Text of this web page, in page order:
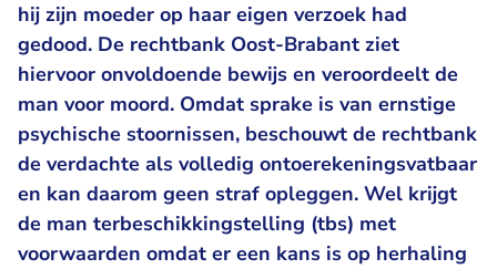
hij zijn moeder op haar eigen verzoek had
gedood. De rechtbank Oost-Brabant ziet
hiervoor onvoldoende bewijs en veroordeelt de
man voor moord. Omdat sprake is van ernstige
psychische stoornissen, beschouwt de rechtbank
de verdachte als volledig ontoerekeningsvatbaar
en kan daarom geen straf opleggen. Wel krijgt
de man terbeschikkingstelling (tbs) met
voorwaarden omdat er een kans is op herhaling